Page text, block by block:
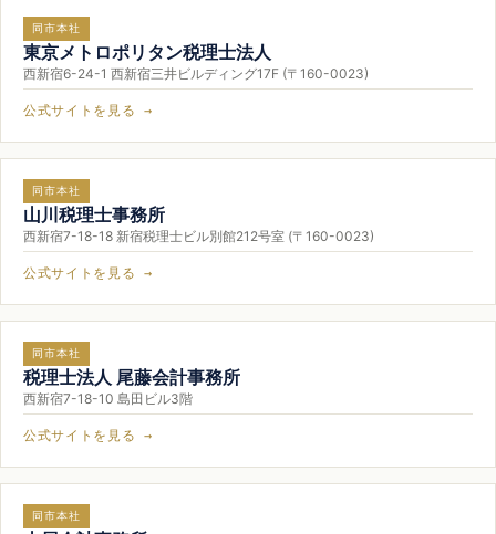
同市本社
東京メトロポリタン税理士法人
西新宿6-24-1 西新宿三井ビルディング17F (〒160-0023)
公式サイトを見る →
同市本社
山川税理士事務所
西新宿7-18-18 新宿税理士ビル別館212号室 (〒160-0023)
公式サイトを見る →
同市本社
税理士法人 尾藤会計事務所
西新宿7-18-10 島田ビル3階
公式サイトを見る →
同市本社